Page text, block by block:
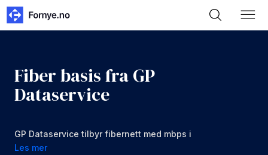
Fiber basis fra GP
Dataservice
GP Dataservice tilbyr fibernett med mbps i
nedlastning og opplastning for 499 kr/mnd
Les mer